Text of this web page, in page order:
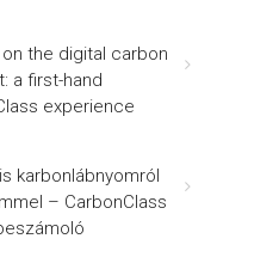
on the digital carbon
a first-hand
experience
karbonlábnyomról
– CarbonClass